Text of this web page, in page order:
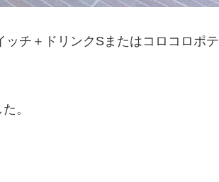
チ＋ドリンクSまたはコロコロポテ
。